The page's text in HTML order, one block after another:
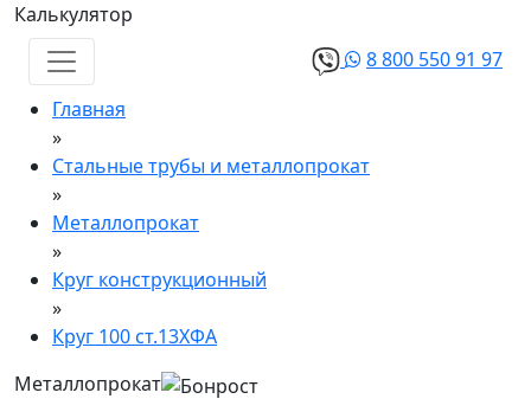
Калькулятор
8 800 550 91 97
Главная
»
Стальные трубы и металлопрокат
»
Металлопрокат
»
Круг конструкционный
»
Круг 100 ст.13ХФА
Металлопрокат